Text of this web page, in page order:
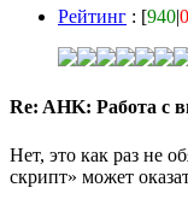
Рейтинг : [940|0
Re: AHK: Работа с
Нет, это как раз не
скрипт» может